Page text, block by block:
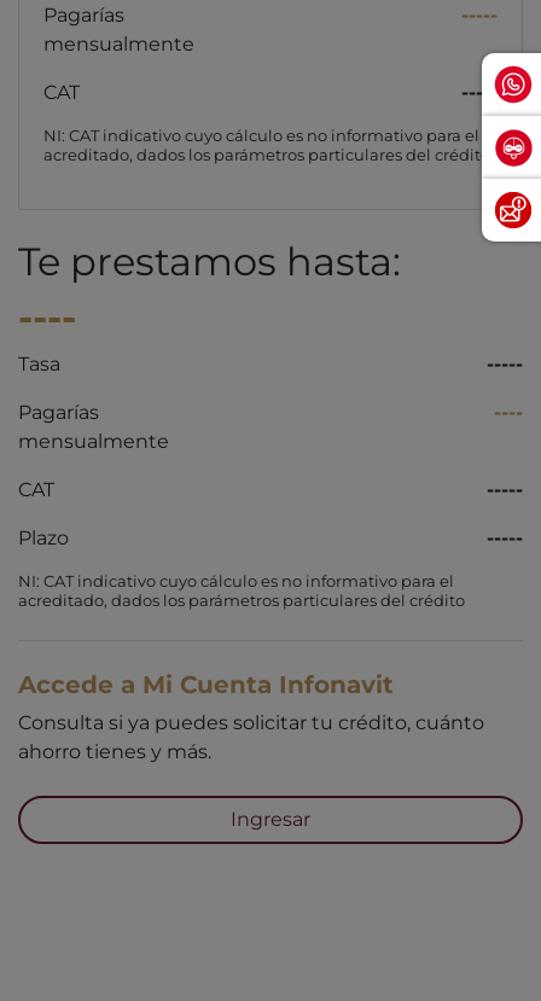
Pagarías
mensualmente
-----
CAT -----
NI: CAT indicativo cuyo cálculo es no informativo para el
acreditado, dados los parámetros particulares del crédito
Te prestamos hasta:
----
Tasa -----
Pagarías
mensualmente
----
CAT -----
Plazo -----
NI: CAT indicativo cuyo cálculo es no informativo para el
acreditado, dados los parámetros particulares del crédito
Accede a Mi Cuenta Infonavit
Consulta si ya puedes solicitar tu crédito, cuánto
ahorro tienes y más.
Ingresar